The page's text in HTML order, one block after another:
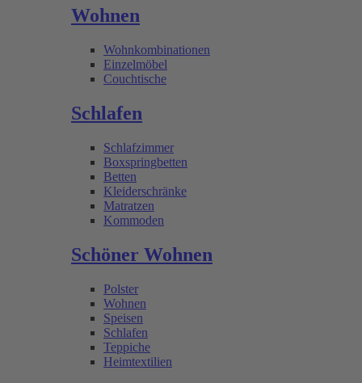
Wohnen
Wohnkombinationen
Einzelmöbel
Couchtische
Schlafen
Schlafzimmer
Boxspringbetten
Betten
Kleiderschränke
Matratzen
Kommoden
Schöner Wohnen
Polster
Wohnen
Speisen
Schlafen
Teppiche
Heimtextilien